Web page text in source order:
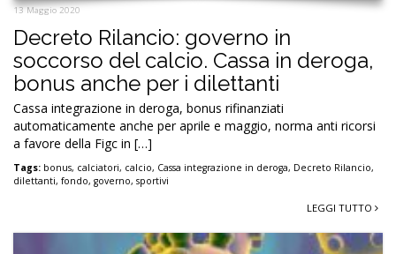
13 Maggio 2020
Decreto Rilancio: governo in
soccorso del calcio. Cassa in deroga,
bonus anche per i dilettanti
Cassa integrazione in deroga, bonus rifinanziati
automaticamente anche per aprile e maggio, norma anti ricorsi
a favore della Figc in […]
Tags: bonus, calciatori, calcio, Cassa integrazione in deroga, Decreto Rilancio,
dilettanti, fondo, governo, sportivi
LEGGI TUTTO